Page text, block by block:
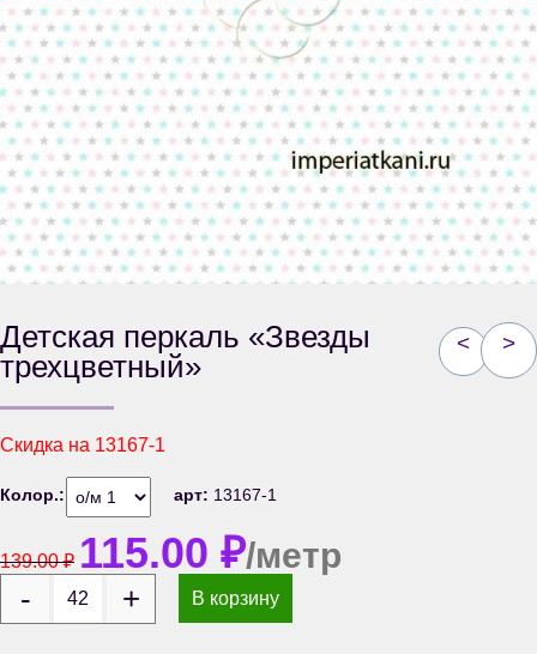
< >
Детская перкаль «Звезды
трехцветный»
Скидка на 13167-1
Колор.: арт: 13167-1
139.00₽ 115.00 ₽/метр
В корзину